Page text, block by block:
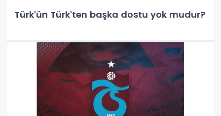
Türk'ün Türk'ten başka dostu yok mudur?